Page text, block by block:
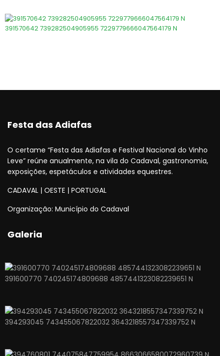
391570642 739282504905955 7229779666047564179 N
Festa das Adiafas
O certame “Festa das Adiafas e Festival Nacional do Vinho
Leve” reúne anualmente, na vila do Cadaval, gastronomia,
exposições, espetáculos e atividades equestres.
CADAVAL | OESTE | PORTUGAL
Organização: Município do Cadaval
Galeria
391600770 740245174809688 4857441323082239651 N
394293045 743455067822032 3643218557347339752 N